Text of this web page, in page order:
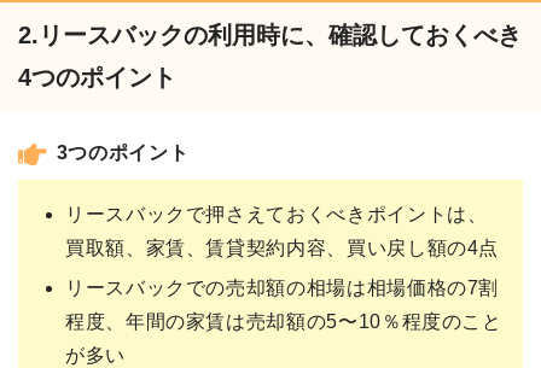
2.リースバックの利用時に、確認しておくべき
4つのポイント
3つのポイント
リースバックで押さえておくべきポイントは、
買取額、家賃、賃貸契約内容、買い戻し額の4点
リースバックでの売却額の相場は相場価格の7割
程度、年間の家賃は売却額の5〜10％程度のこと
が多い